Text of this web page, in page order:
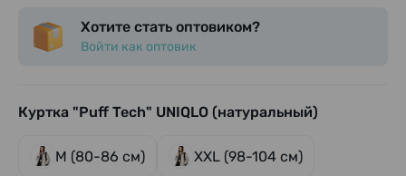
Хотите стать оптовиком?
Войти как оптовик
Куртка "Puff Tech" UNIQLO (натуральный)
М (80-86 см) XXL (98-104 см)